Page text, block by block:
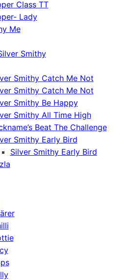
Class TT
Lady
Me
Smithy
Smithy Catch Me Not
Smithy Catch Me Not
Smithy Be Happy
Smithy All Time High
Beat The Challenge
Smithy Early Bird
Silver Smithy Early Bird